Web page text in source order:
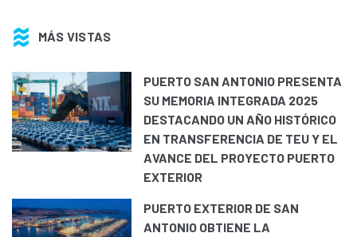
MÁS VISTAS
PUERTO SAN ANTONIO PRESENTA
SU MEMORIA INTEGRADA 2025
DESTACANDO UN AÑO HISTÓRICO
EN TRANSFERENCIA DE TEU Y EL
AVANCE DEL PROYECTO PUERTO
EXTERIOR
PUERTO EXTERIOR DE SAN
ANTONIO OBTIENE LA